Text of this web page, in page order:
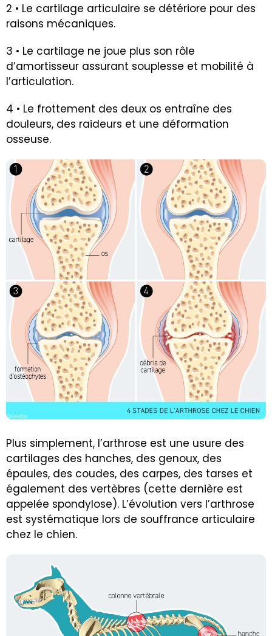
2 • Le cartilage articulaire se détériore pour des
raisons mécaniques.
3 • Le cartilage ne joue plus son rôle
d’amortisseur assurant souplesse et mobilité à
l’articulation.
4 • Le frottement des deux os entraîne des
douleurs, des raideurs et une déformation
osseuse.
Plus simplement, l’arthrose est une usure des
cartilages des hanches, des genoux, des
épaules, des coudes, des carpes, des tarses et
également des vertèbres (cette dernière est
appelée spondylose). L’évolution vers l’arthrose
est systématique lors de souffrance articulaire
chez le chien.